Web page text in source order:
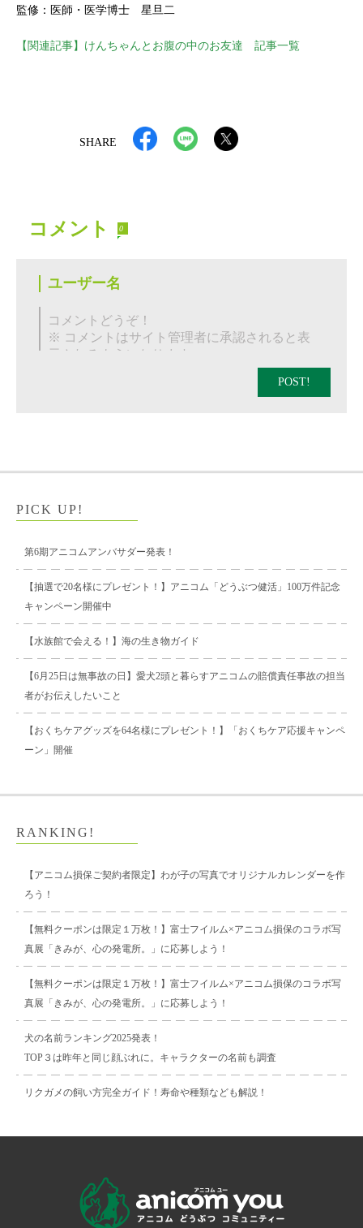
監修：医師・医学博士 星旦二
【関連記事】けんちゃんとお腹の中のお友達 記事一覧
SHARE
コメント 0
POST!
PICK UP!
第6期アニコムアンバサダー発表！
【抽選で20名様にプレゼント！】アニコム「どうぶつ健活」100万件記念
キャンペーン開催中
【水族館で会える！】海の生き物ガイド
【6月25日は無事故の日】愛犬2頭と暮らすアニコムの賠償責任事故の担当
者がお伝えしたいこと
【おくちケアグッズを64名様にプレゼント！】「おくちケア応援キャンペ
ーン」開催
RANKING!
【アニコム損保ご契約者限定】わが子の写真でオリジナルカレンダーを作
ろう！
【無料クーポンは限定１万枚！】富士フイルム×アニコム損保のコラボ写
真展「きみが、心の発電所。」に応募しよう！
【無料クーポンは限定１万枚！】富士フイルム×アニコム損保のコラボ写
真展「きみが、心の発電所。」に応募しよう！
犬の名前ランキング2025発表！
TOP３は昨年と同じ顔ぶれに。キャラクターの名前も調査
リクガメの飼い方完全ガイド！寿命や種類なども解説！